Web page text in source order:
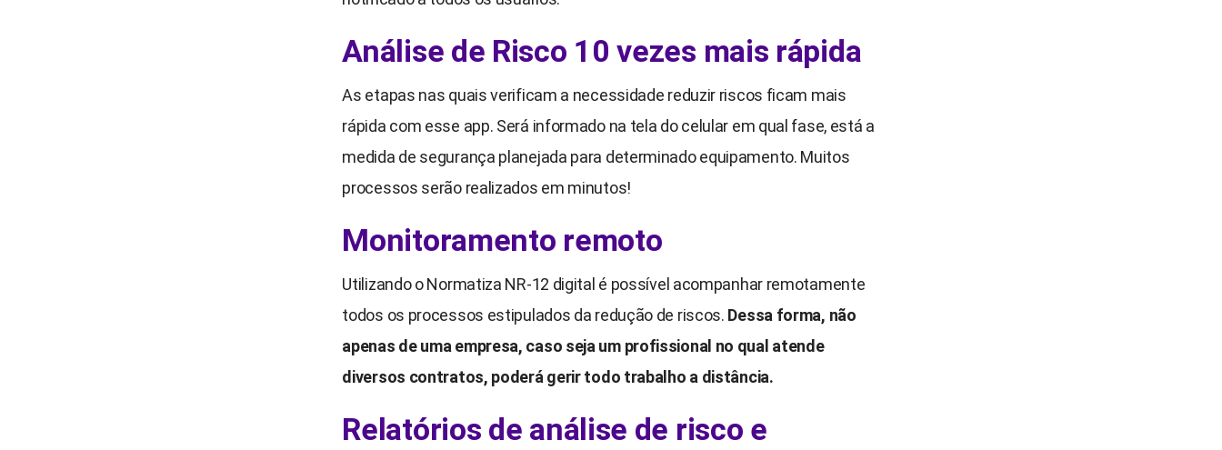
Análise de Risco 10 vezes mais rápida
As etapas nas quais verificam a necessidade reduzir riscos ficam mais
rápida com esse app. Será informado na tela do celular em qual fase, está a
medida de segurança planejada para determinado equipamento. Muitos
processos serão realizados em minutos!
Monitoramento remoto
Utilizando o Normatiza NR-12 digital é possível acompanhar remotamente
todos os processos estipulados da redução de riscos. Dessa forma, não
apenas de uma empresa, caso seja um profissional no qual atende
diversos contratos, poderá gerir todo trabalho a distância.
Relatórios de análise de risco e